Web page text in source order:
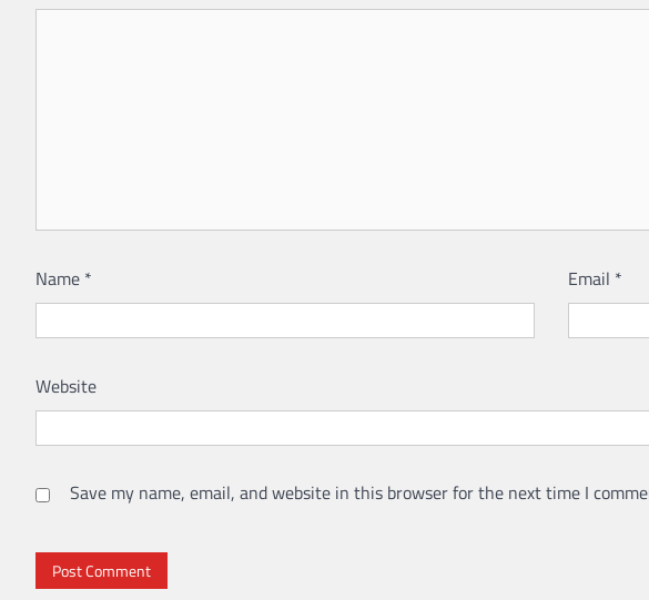
Name * Email *
Website
Save my name, email, and website in this browser for the next time I